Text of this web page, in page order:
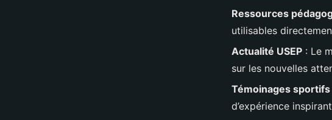
Ressources
utilisables
Actualité USEP : Le
sur les nouvelles
Témoinages sportifs
d’expérience